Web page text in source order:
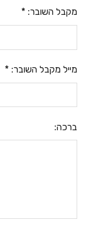
מקבל השובר: *
מייל מקבל השובר: *
ברכה: